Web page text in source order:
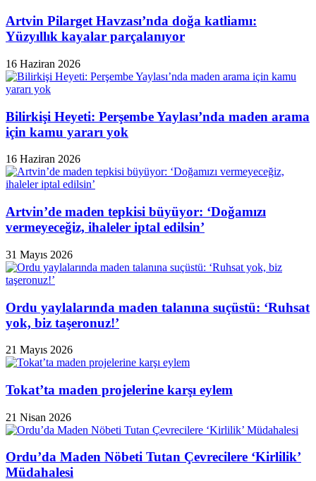
Artvin Pilarget Havzası’nda doğa katliamı:
Yüzyıllık kayalar parçalanıyor
16 Haziran 2026
Bilirkişi Heyeti: Perşembe Yaylası’nda maden arama
için kamu yararı yok
16 Haziran 2026
Artvin’de maden tepkisi büyüyor: ‘Doğamızı
vermeyeceğiz, ihaleler iptal edilsin’
31 Mayıs 2026
Ordu yaylalarında maden talanına suçüstü: ‘Ruhsat
yok, biz taşeronuz!’
21 Mayıs 2026
Tokat’ta maden projelerine karşı eylem
21 Nisan 2026
Ordu’da Maden Nöbeti Tutan Çevrecilere ‘Kirlilik’
Müdahalesi